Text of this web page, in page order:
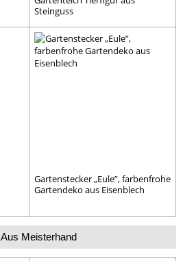
Steinguss
Gartenstecker „Eule”, farbenfrohe
Gartendeko aus Eisenblech
Aus Meisterhand